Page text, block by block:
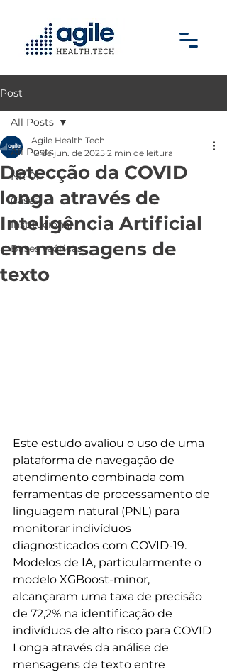
Post
All Posts
NR-01
Cases
Institucional
Bases teóricas
All Posts
Detecção da COVID
longa através de
Inteligência Artificial
em mensagens de
texto
Agile Health Tech
12 de jun. de 2025 2 min de leitura
Este estudo avaliou o uso de uma
plataforma de navegação de
atendimento combinada com
ferramentas de processamento de
linguagem natural (PNL) para
monitorar indivíduos
diagnosticados com COVID-19.
Modelos de IA, particularmente o
modelo XGBoost-minor,
alcançaram uma taxa de precisão
de 72,2% na identificação de
indivíduos de alto risco para COVID
Longa através da análise de
mensagens de texto entre